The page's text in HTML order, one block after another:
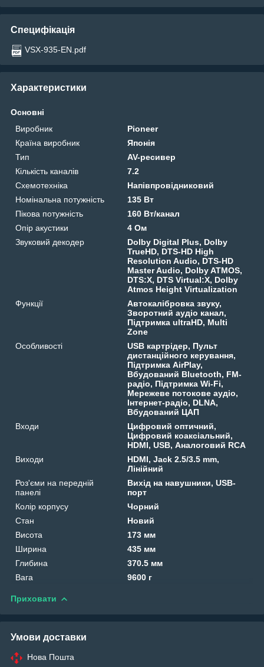
Специфікація
VSX-935-EN.pdf
Характеристики
Основні
Виробник
Pioneer
Країна виробник
Японія
Тип
AV-ресивер
Кількість каналів
7.2
Схемотехніка
Напівпровідниковий
Номінальна потужність
135 Вт
Пікова потужність
160 Вт/канал
Опір акустики
4 Ом
Звуковий декодер
Dolby Digital Plus, Dolby
TrueHD, DTS-HD High
Resolution Audio, DTS-HD
Master Audio, Dolby ATMOS,
DTS:X, DTS Virtual:X, Dolby
Atmos Height Virtualization
Функції
Автокалібровка звуку,
Зворотний аудіо канал,
Підтримка ultraHD, Multi
Zone
Особливості
USB картрідер, Пульт
дистанційного керування,
Підтримка AirPlay,
Вбудований Bluetooth, FM-
радіо, Підтримка Wi-Fi,
Мережеве потокове аудіо,
Інтернет-радіо, DLNA,
Вбудований ЦАП
Входи
Цифровий оптичний,
Цифровий коаксіальний,
HDMI, USB, Аналоговий RCA
Виходи
HDMI, Jack 2.5/3.5 mm,
Лінійний
Роз'єми на передній
панелі
Вихід на навушники, USB-
порт
Колір корпусу
Чорний
Стан
Новий
Висота
173 мм
Ширина
435 мм
Глибина
370.5 мм
Вага
9600 г
Приховати
Умови доставки
Нова Пошта